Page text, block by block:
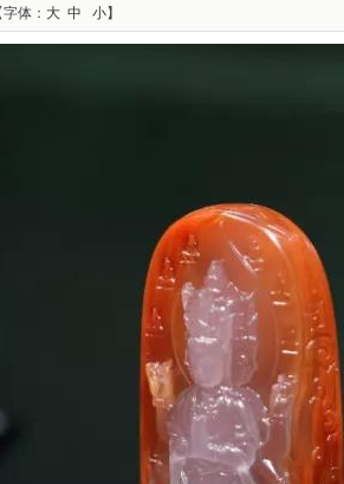
体： 大 中 小】